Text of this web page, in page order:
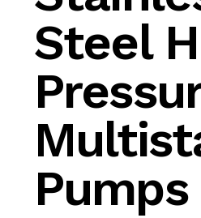
Steel
Pumps